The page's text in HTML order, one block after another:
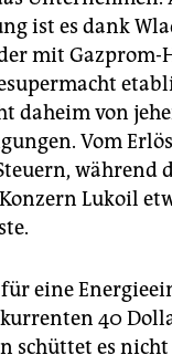
ist es dank
mit Gazprom-
daheim von
Vom
während
Lukoil
eine
40
schüttet es